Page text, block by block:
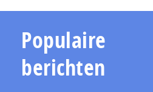
Populaire
berichten